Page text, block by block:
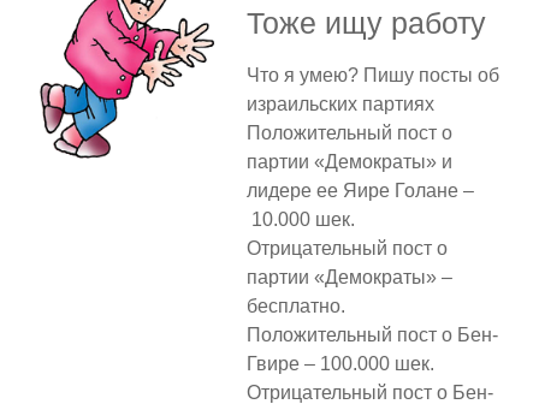
Тоже ищу работу
Что я умею? Пишу посты об
израильских партиях
Положительный пост о
партии «Демократы» и
лидере ее Яире Голане –
10.000 шек.
Отрицательный пост о
партии «Демократы» –
бесплатно.
Положительный пост о Бен-
Гвире – 100.000 шек.
Отрицательный пост о Бен-